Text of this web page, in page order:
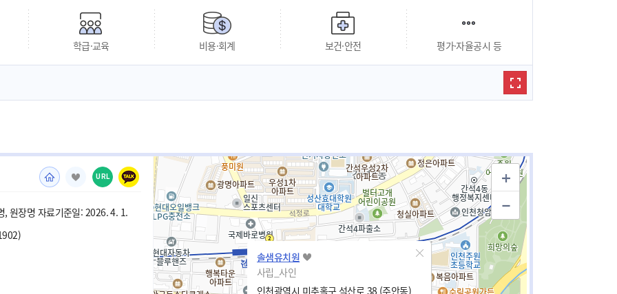
학급·교육 비용·회계 보건·안전 평가·자율공시 등
URL
, 원장명 자료기준일: 2026. 4. 1.
솔샘유치원
사립_사인
인천광역시 미추홀구 석산로 38 (주안동)